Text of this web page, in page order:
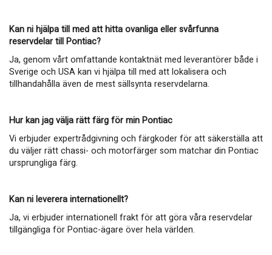
Kan ni hjälpa till med att hitta ovanliga eller svårfunna
reservdelar till Pontiac?
Ja, genom vårt omfattande kontaktnät med leverantörer både i
Sverige och USA kan vi hjälpa till med att lokalisera och
tillhandahålla även de mest sällsynta reservdelarna.
Hur kan jag välja rätt färg för min Pontiac
Vi erbjuder expertrådgivning och färgkoder för att säkerställa att
du väljer rätt chassi- och motorfärger som matchar din Pontiac
ursprungliga färg.
Kan ni leverera internationellt?
Ja, vi erbjuder internationell frakt för att göra våra reservdelar
tillgängliga förPontiac-ägare över hela världen.